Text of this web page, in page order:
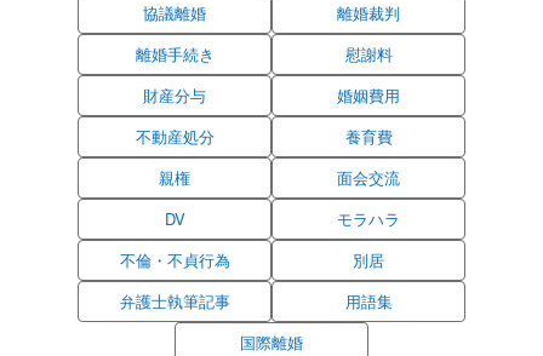
協議離婚
離婚裁判
離婚手続き
慰謝料
財産分与
婚姻費用
不動産処分
養育費
親権
面会交流
DV
モラハラ
不倫・不貞行為
別居
弁護士執筆記事
用語集
国際離婚